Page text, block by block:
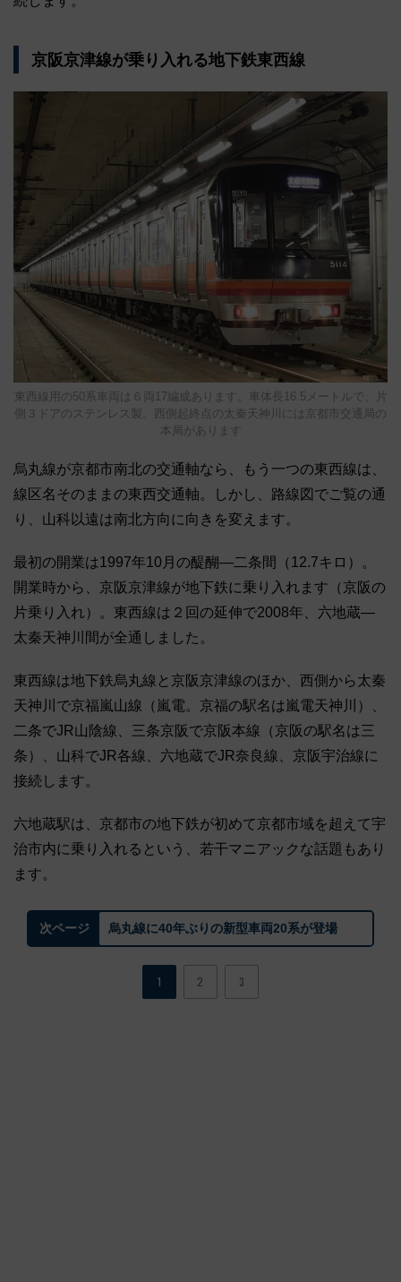
京阪京津線が乗り入れる地下鉄東西線
東西線用の50系車両は６両17編成あります。車体長16.5メートルで、片
側３ドアのステンレス製。西側起終点の太秦天神川には京都市交通局の
本局があります
烏丸線が京都市南北の交通軸なら、もう一つの東西線は、
線区名そのままの東西交通軸。しかし、路線図でご覧の通
り、山科以遠は南北方向に向きを変えます。
最初の開業は1997年10月の醍醐―二条間（12.7キロ）。
開業時から、京阪京津線が地下鉄に乗り入れます（京阪の
片乗り入れ）。東西線は２回の延伸で2008年、六地蔵―
太秦天神川間が全通しました。
東西線は地下鉄烏丸線と京阪京津線のほか、西側から太秦
天神川で京福嵐山線（嵐電。京福の駅名は嵐電天神川）、
二条でJR山陰線、三条京阪で京阪本線（京阪の駅名は三
条）、山科でJR各線、六地蔵でJR奈良線、京阪宇治線に
接続します。
六地蔵駅は、京都市の地下鉄が初めて京都市域を超えて宇
治市内に乗り入れるという、若干マニアックな話題もあり
ます。
次ページ 烏丸線に40年ぶりの新型車両20系が登場
1 2 3